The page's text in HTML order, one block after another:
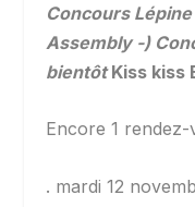
Concours
Assembly -)
bientôtKiss kiss
Encore 1 rendez-
. mardi 12